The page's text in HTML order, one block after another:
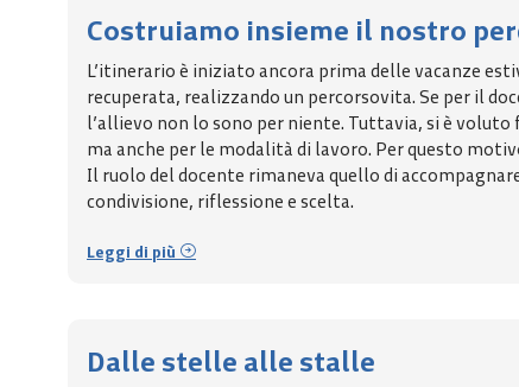
Costruiamo insieme il nostro
L’itinerario è iniziato ancora prima delle vacanze
recuperata, realizzando un percorsovita. Se per il
l’allievo non lo sono per niente. Tuttavia, si è
ma anche per le modalità di lavoro. Per questo
Il ruolo del docente rimaneva quello di
condivisione, riflessione e scelta.
Leggi di più
Dalle stelle alle stalle